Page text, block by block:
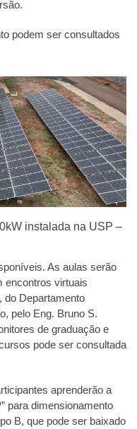
podem ser consultados
instalada na USP –
As aulas serão
encontros virtuais
do Departamento
pelo Eng. Bruno S.
de graduação e
pode ser consultada
aprenderão a
para dimensionamento
B, que pode ser baixado